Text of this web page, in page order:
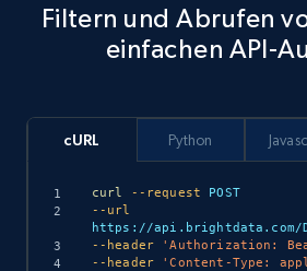
URL, User posted, Description,
comments, Date posted, Likes,
Social media
13.2K+ 1.6K+
cURL
curl --request
POST
--url
--header
'Authorization:
--header
'Content-Type:
Python
Filtern und Abrufen
einfachen API-